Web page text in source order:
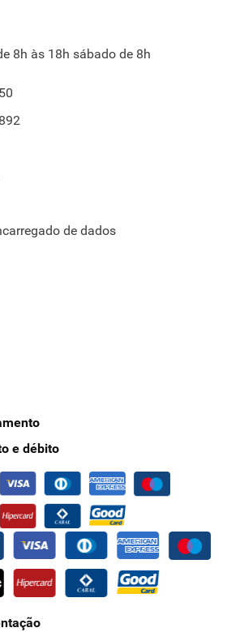
8h às 18h sábado de 8h
de dados
e débito